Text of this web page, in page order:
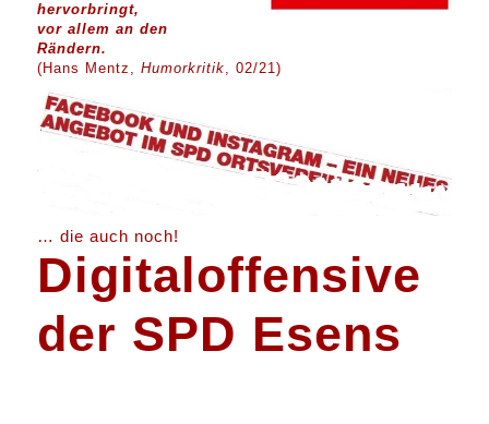
hervorbringt,
vor allem an den
Rändern.
(Hans Mentz,Humorkritik, 02/21)
… die auch noch!
Digitaloffensive
der SPD Esens